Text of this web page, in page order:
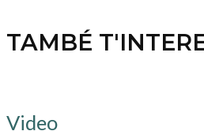
TAMBÉ
Video